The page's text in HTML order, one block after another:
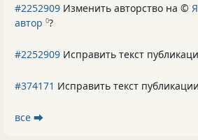
#2252909 Изменить авторство на ©
автор 0?
#2252909 Исправить текст
#374171 Исправить текст
все ⮕